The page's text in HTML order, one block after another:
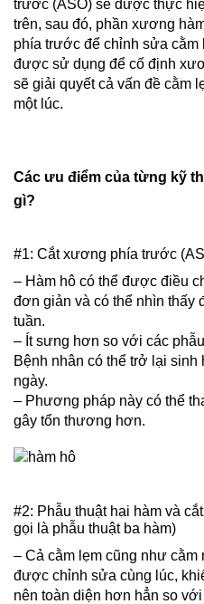
trước (ASO) sẽ được thực
trên, sau đó, phần xương
phía trước để chỉnh sửa cằm
được sử dụng để cố định
sẽ giải quyết cả vấn đề cằm
một lúc.
Các ưu điểm của từng kỹ
gì?
#1: Cắt xương phía trước
– Hàm hô có thể được điều
đơn giản và có thể nhìn thấy
tuần.
– Ít sưng hơn so với các
Bệnh nhân có thể trở lại
ngày.
– Phương pháp này có thể
gây tổn thương hơn.
#2: Phẫu thuật hai hàm và
gọi là phẫu thuật ba hàm)
– Cả cằm lẹm cũng như cằm
được chỉnh sửa cùng lúc,
nên toàn diện hơn hẳn so